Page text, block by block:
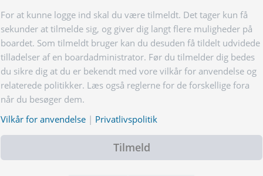
For at kunne logge ind skal du være tilmeldt. Det tager kun få
sekunder at tilmelde sig, og giver dig langt flere muligheder på
boardet. Som tilmeldt bruger kan du desuden få tildelt udvidede
tilladelser af en boardadministrator. Før du tilmelder dig bedes
du sikre dig at du er bekendt med vore vilkår for anvendelse og
relaterede politikker. Læs også reglerne for de forskellige fora
når du besøger dem.
Vilkår for anvendelse | Privatlivspolitik
Tilmeld